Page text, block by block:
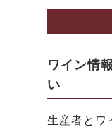
ワイン情
い
生産者とワ